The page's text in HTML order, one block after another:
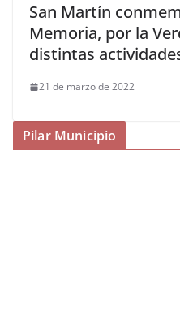
San Martín
Memoria, por la
distintas
21 de marzo de 2022
Pilar Municipio